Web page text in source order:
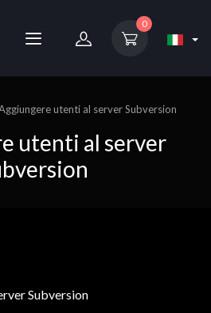
0
utenti al server Subversion
utenti al server